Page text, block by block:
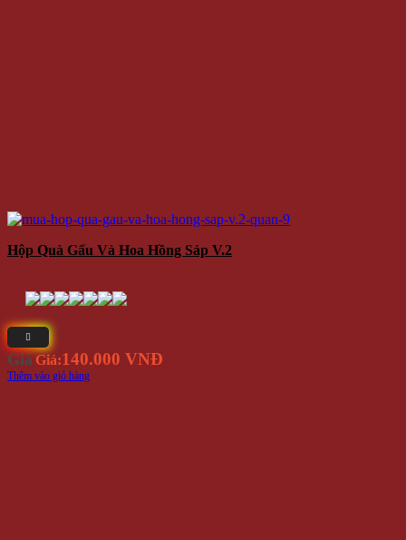
Hộp Quà Gấu Và Hoa Hồng Sáp V.2
Giá Giá:140.000 VNĐ
Thêm vào giỏ hàng